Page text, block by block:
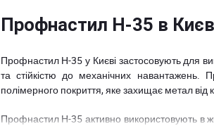
Профнастил Н-35 в
Профнастил Н-35 у Києві застосовують для
та стійкістю до механічних
полімерного покриття, яке захищає метал від
Профнастил Н-35 активно використовують в